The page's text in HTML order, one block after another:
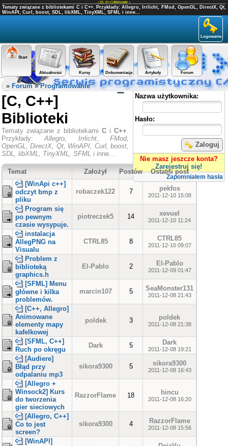
« [C, C++] Biblioteki »
Tematy związane z bibliotekami C i C++. Przykłady: Allegro, Irrlicht, FMod, OpenGL, DirectX, Qt,
WinAPI, Curl, boost, SDL, libXML, TinyXML, SFML i inne...
Logowanie
Start
Aktualności Kursy Dokumentacja Artykuły Forum
Panel użytkownika
Nazwa użytkownika:
Hasło:
Zaloguj
Nie masz jeszcze konta?
Zarejestruj się!
Zapomniałem hasła
» Forum»Programowanie
[C, C++]
Biblioteki
Tematy związane z bibliotekami C i C++.
Przykłady:Allegro, Irrlicht, FMod,
OpenGL, DirectX, Qt, WinAPI, Curl, boost,
SDL, libXML, TinyXML, SFML i inne...
Temat Założył Postów
Ostatni post
[WinApi c++]
odczyt bmp z
pliku
robaczek122 7 pekfos
2011-12-10 15:08
Program się
po pewnym
czasie wysypuje.
piotreczek5 14 xevuel
2011-12-10 11:24
instalacja
AllegPNG na
Visualu
CTRL85 8 CTRL85
2011-12-10 09:07
Problem z
biblioteką
graphics.h
El-Pablo 2 El-Pablo
2011-12-09 01:47
[SFML] Menu
główne i kilka
problemów.
marcin107 5 SeaMonster131
2011-12-08 21:43
[C++, Allegro]
Animowane
elementy mapy
kafelkowej
poldek 3 poldek
2011-12-08 21:38
[SFML, C++]
Ruch po okręgu
Dark 5 Dark
2011-12-08 19:21
[Audiere]
Błąd przy
odpalaniu mp3
sikora9300 5 sikora9300
2011-12-08 16:43
[Allegro +
Winsock2] Kurs
do tworzenia
gier sieciowych
RazzorFlame 18 hincu
2011-12-08 16:20
[Allegro, C++]
Co to jest
screen?
sikora9300 4 RazzorFlame
2011-12-08 15:56
[WinAPI]